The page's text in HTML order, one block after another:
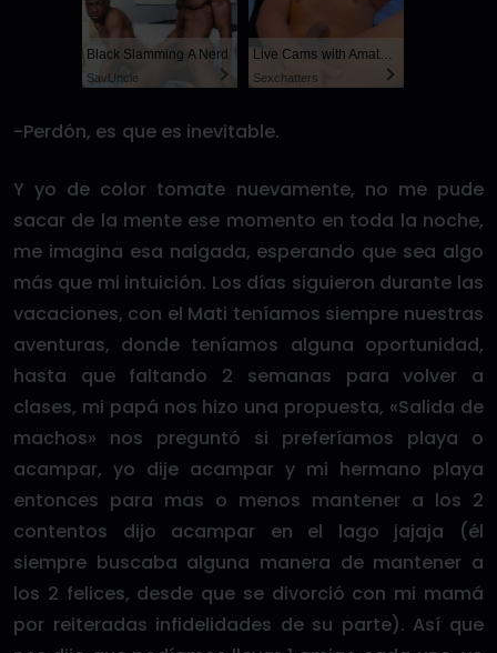
Black Slamming A Nerd
SayUncle
Live Cams with Amateur Men
Sexchatters
-Perdón, es que es inevitable.
Y yo de color tomate nuevamente, no me pude
sacar de la mente ese momento en toda la noche,
me imagina esa nalgada, esperando que sea algo
más que mi intuición. Los días siguieron durante las
vacaciones, con el Mati teníamos siempre nuestras
aventuras, donde teníamos alguna oportunidad,
hasta que faltando 2 semanas para volver a
clases, mi papá nos hizo una propuesta, «Salida de
machos» nos preguntó si preferíamos playa o
acampar, yo dije acampar y mi hermano playa
entonces para mas o menos mantener a los 2
contentos dijo acampar en el lago jajaja (él
siempre buscaba alguna manera de mantener a
los 2 felices, desde que se divorció con mi mamá
por reiteradas infidelidades de su parte). Así que